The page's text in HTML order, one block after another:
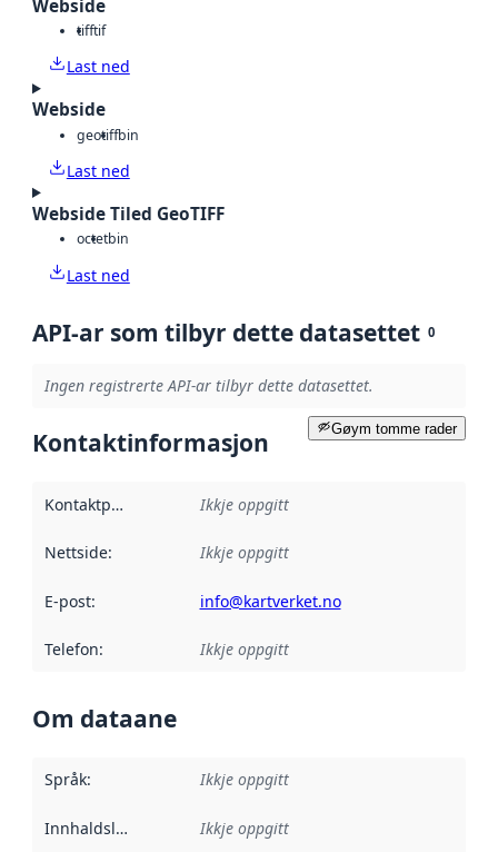
Webside
tifftif
Last ned
Webside
geotiffbin
Last ned
Webside Tiled GeoTIFF
octetbin
Last ned
API-ar som tilbyr dette datasettet 0
Ingen registrerte API-ar tilbyr dette datasettet.
Gøym tomme rader
Kontaktinformasjon
Kontaktpunkt Ikkje oppgitt
Nettside: Ikkje oppgitt
E-post: info@kartverket.no
Telefon: Ikkje oppgitt
Om dataane
Språk: Ikkje oppgitt
Innhaldsleverandørar :
Ikkje oppgitt